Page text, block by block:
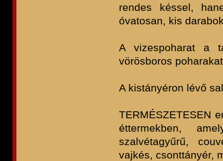
rendes késsel,
óvatosan, kis
A vizespoharat a
vörösboros
A kistányéron lévő
TERMÉSZETESEN
éttermekben,
szalvétagyűrű,
vajkés, csonttányér,